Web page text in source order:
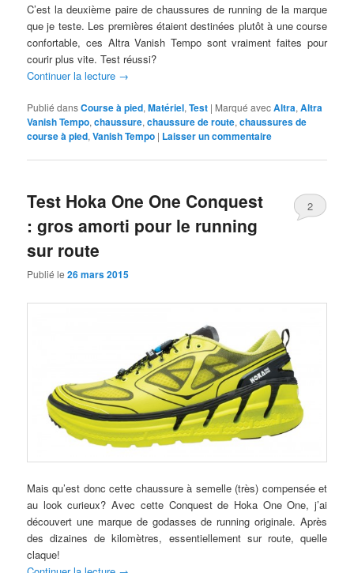
C’est la deuxième paire de chaussures de running de la marque
que je teste. Les premières étaient destinées plutôt à une course
confortable, ces Altra Vanish Tempo sont vraiment faites pour
courir plus vite. Test réussi?
Continuer la lecture →
Publié dansCourse à pied,Matériel,Test | Marqué avecAltra,Altra
Vanish Tempo,chaussure,chaussure de route,chaussures de
course à pied,Vanish Tempo | Laisser un commentaire
Test Hoka One One Conquest
: gros amorti pour le running
sur route
Publié le26 mars 2015
2
Mais qu’est donc cette chaussure à semelle (très) compensée et
au look curieux? Avec cette Conquest de Hoka One One, j’ai
découvert une marque de godasses de running originale. Après
des dizaines de kilomètres, essentiellement sur route, quelle
claque!